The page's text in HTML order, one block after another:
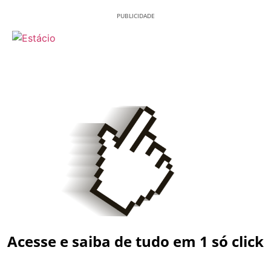
PUBLICIDADE
Acesse e saiba de tudo em 1 só click